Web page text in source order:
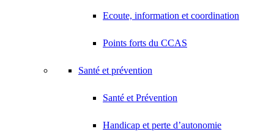
Ecoute, information et coordination
Points forts du CCAS
Santé et prévention
Santé et Prévention
Handicap et perte d’autonomie